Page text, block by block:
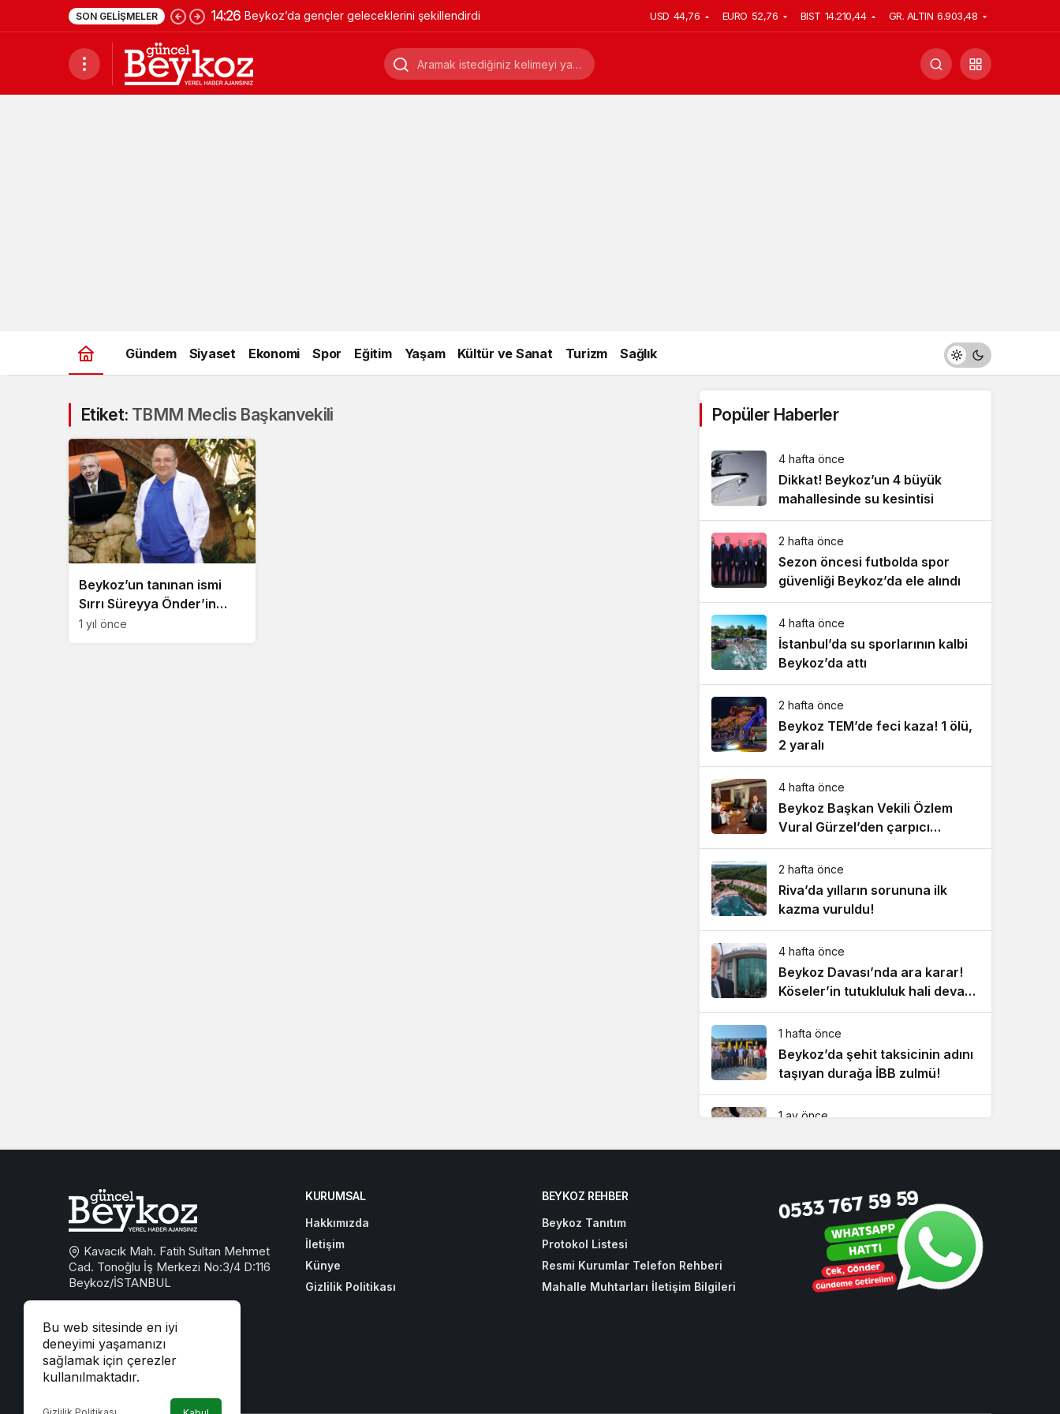
SON GELIŞMELER 14:26 Beykoz’da gençler geleceklerini şekillendirdi USD 44,76 EURO 52,76 BIST 14.210,44 GR. ALTIN 6.903,48
Gündem Siyaset Ekonomi Spor Eğitim Yaşam Kültür ve Sanat Turizm Sağlık
Etiket: TBMM Meclis Başkanvekili
Beykoz’un tanınan ismi
Sırrı Süreyya Önder’in
sağlık durumunu
1 yıl önce
Popüler Haberler
4 hafta önce
Dikkat! Beykoz’un 4 büyük
mahallesinde su kesintisi
2 hafta önce
Sezon öncesi futbolda spor
güvenliği Beykoz’da ele alındı
4 hafta önce
İstanbul’da su sporlarının kalbi
Beykoz’da attı
2 hafta önce
Beykoz TEM’de feci kaza! 1 ölü,
2 yaralı
4 hafta önce
Beykoz Başkan Vekili Özlem
Vural Gürzel’den çarpıcı
açıklamalar!
2 hafta önce
Riva’da yılların sorununa ilk
kazma vuruldu!
4 hafta önce
Beykoz Davası’nda ara karar!
Köseler’in tutukluluk hali devam
ediyor!
1 hafta önce
Beykoz’da şehit taksicinin adını
taşıyan durağa İBB zulmü!
1 ay önce
3 hafta önce
Beykoz’da kuralsız sürücülere
ceza yağdı
Bu web sitesinde en iyi
deneyimi yaşamanızı
sağlamak için çerezler
kullanılmaktadır.
Kavacık Mah. Fatih Sultan Mehmet
Cad. Tonoğlu İş Merkezi No:3/4 D:116
Beykoz/İSTANBUL
beykozguncel@gmail.com
iletisim@beykozguncel.com
KURUMSAL
Hakkımızda
İletişim
Künye
Gizlilik Politikası
BEYKOZ REHBER
Beykoz Tanıtım
Protokol Listesi
Resmi Kurumlar Telefon Rehberi
Mahalle Muhtarları İletişim Bilgileri